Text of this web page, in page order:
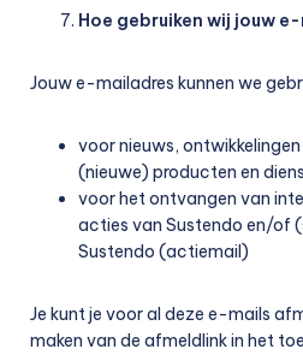
Hoe gebruiken wij jouw
Jouw e-mailadres kunnen we
voor nieuws,
(nieuwe) producten en
voor het ontvangen van
acties van Sustendo en/of
Sustendo (actiemail)
Je kunt je voor al deze e-mails
maken van de afmeldlink in het